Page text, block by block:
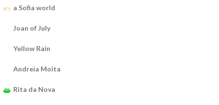
a Sofia world
Joan of July
Yellow Rain
Andreia Moita
Rita da Nova